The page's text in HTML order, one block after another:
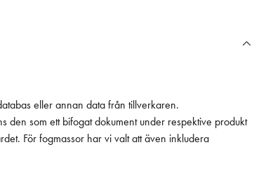
eller annan data från tillverkaren.
den som ett bifogat dokument under respektive produkt
För fogmassor har vi valt att även inkludera